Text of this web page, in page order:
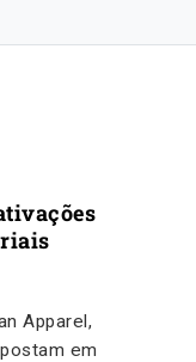
Apparel,
em